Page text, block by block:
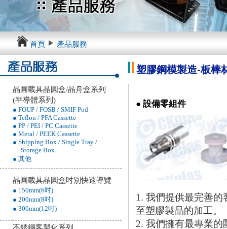
首頁 產品服務
晶圓載具晶圓盒/晶舟盒系列
(半導體系列)
● FOUP / FOSB / SMIF Pod
● Teflon / PFA Cassette
● PP / PEI / PC Cassette
● Metal / PEEK Cassette
● Shipping Box / Single Tray /
Storage Box
● 其他
晶圓載具晶圓盒吋別快速導覽
● 150mm(6吋)
● 200mm(8吋)
● 300mm(12吋)
塑膠鋼模製造-板棒
● 設備零組件
1. 我們提供最完善
至塑膠製品的加工。
2. 我們擁有最專業